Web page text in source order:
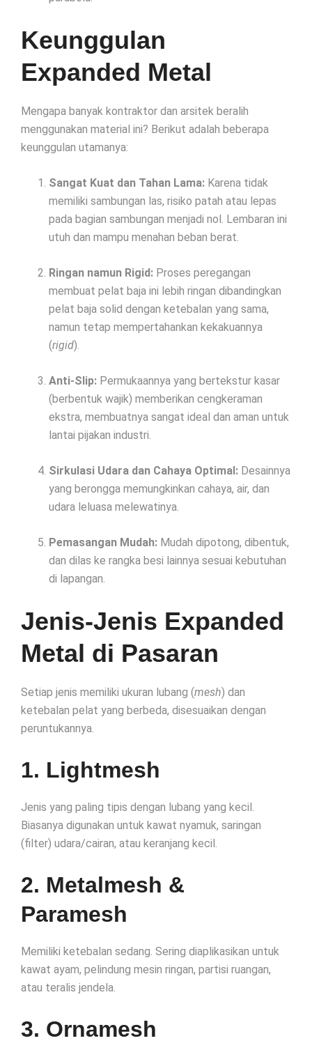
Keunggulan
Expanded Metal
Mengapa banyak kontraktor dan arsitek beralih
menggunakan material ini? Berikut adalah beberapa
keunggulan utamanya:
Sangat Kuat dan Tahan Lama: Karena tidak
memiliki sambungan las, risiko patah atau lepas
pada bagian sambungan menjadi nol. Lembaran ini
utuh dan mampu menahan beban berat.
Ringan namun Rigid: Proses peregangan
membuat pelat baja ini lebih ringan dibandingkan
pelat baja solid dengan ketebalan yang sama,
namun tetap mempertahankan kekakuannya
(rigid).
Anti-Slip: Permukaannya yang bertekstur kasar
(berbentuk wajik) memberikan cengkeraman
ekstra, membuatnya sangat ideal dan aman untuk
lantai pijakan industri.
Sirkulasi Udara dan Cahaya Optimal: Desainnya
yang berongga memungkinkan cahaya, air, dan
udara leluasa melewatinya.
Pemasangan Mudah: Mudah dipotong, dibentuk,
dan dilas ke rangka besi lainnya sesuai kebutuhan
di lapangan.
Jenis-Jenis Expanded
Metal di Pasaran
Setiap jenis memiliki ukuran lubang (mesh) dan
ketebalan pelat yang berbeda, disesuaikan dengan
peruntukannya.
1. Lightmesh
Jenis yang paling tipis dengan lubang yang kecil.
Biasanya digunakan untuk kawat nyamuk, saringan
(filter) udara/cairan, atau keranjang kecil.
2. Metalmesh &
Paramesh
Memiliki ketebalan sedang. Sering diaplikasikan untuk
kawat ayam, pelindung mesin ringan, partisi ruangan,
atau teralis jendela.
3. Ornamesh